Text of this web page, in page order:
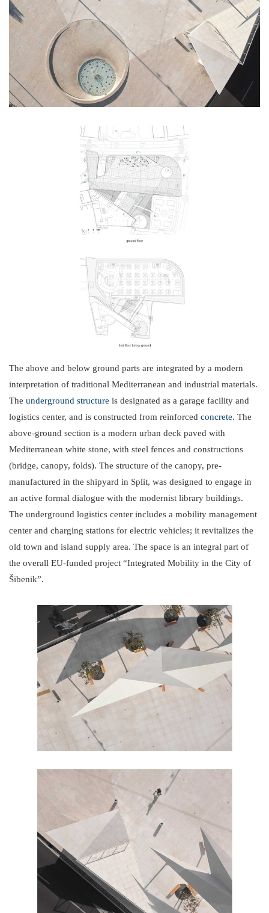
The above and below ground parts are integrated by a modern
interpretation of traditional Mediterranean and industrial materials.
The underground structure is designated as a garage facility and
logistics center, and is constructed from reinforced concrete. The
above-ground section is a modern urban deck paved with
Mediterranean white stone, with steel fences and constructions
(bridge, canopy, folds). The structure of the canopy, pre-
manufactured in the shipyard in Split, was designed to engage in
an active formal dialogue with the modernist library buildings.
The underground logistics center includes a mobility management
center and charging stations for electric vehicles; it revitalizes the
old town and island supply area. The space is an integral part of
the overall EU-funded project “Integrated Mobility in the City of
Šibenik”.